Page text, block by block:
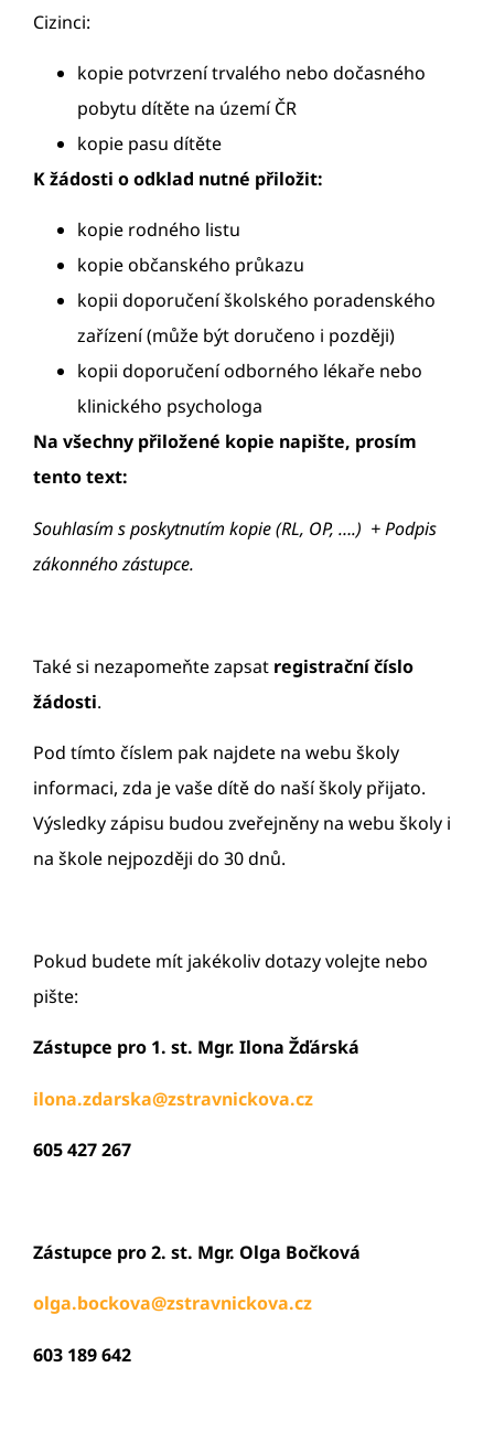
Cizinci:
kopie potvrzení trvalého nebo dočasného
pobytu dítěte na území ČR
kopie pasu dítěte
K žádosti o odklad nutné přiložit:
kopie rodného listu
kopie občanského průkazu
kopii doporučení školského poradenského
zařízení (může být doručeno i později)
kopii doporučení odborného lékaře nebo
klinického psychologa
Na všechny přiložené kopie napište, prosím
tento text:
Souhlasím s poskytnutím kopie (RL, OP, ….) + Podpis
zákonného zástupce.
Také si nezapomeňte zapsat registrační číslo
žádosti.
Pod tímto číslem pak najdete na webu školy
informaci, zda je vaše dítě do naší školy přijato.
Výsledky zápisu budou zveřejněny na webu školy i
na škole nejpozději do 30 dnů.
Pokud budete mít jakékoliv dotazy volejte nebo
pište:
Zástupce pro 1. st. Mgr. Ilona Žďárská
ilona.zdarska@zstravnickova.cz
605 427 267
Zástupce pro 2. st. Mgr. Olga Bočková
olga.bockova@zstravnickova.cz
603 189 642